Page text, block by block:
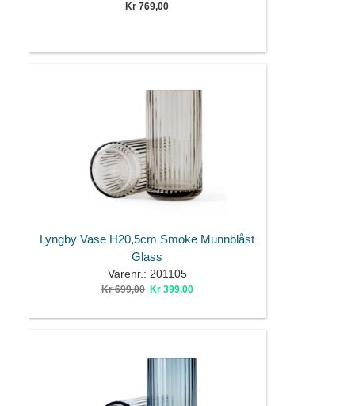
Kr 769,00
Lyngby Vase H20,5cm Smoke Munnblåst
Glass
Varenr.: 201105
Kr 699,00 Kr 399,00